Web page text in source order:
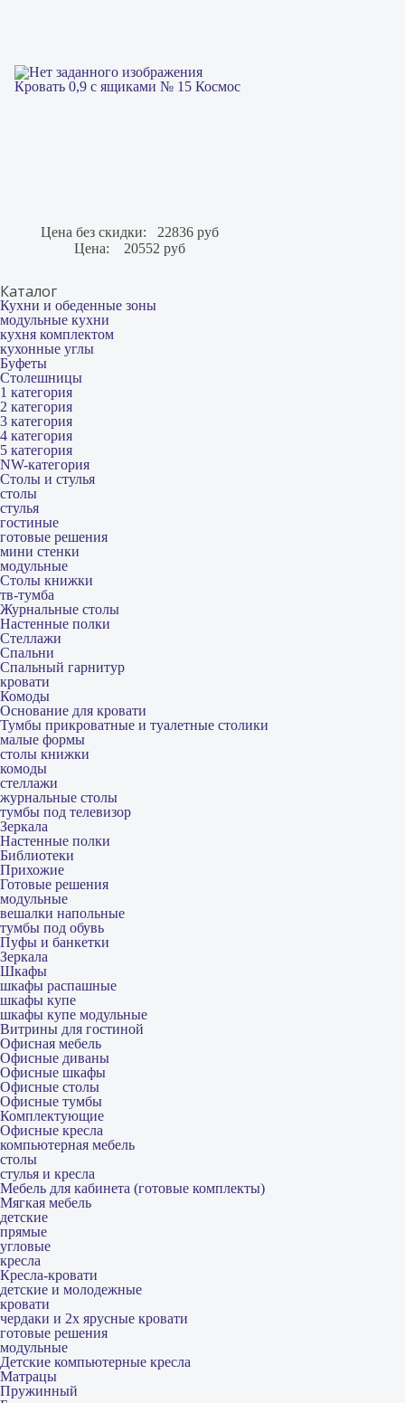
Кровать 0,9 с ящиками № 15 Космос
Цена без скидки:
22836 руб
Цена:
20552 руб
Каталог
Кухни и обеденные зоны
модульные кухни
кухня комплектом
кухонные углы
Буфеты
Столешницы
1 категория
2 категория
3 категория
4 категория
5 категория
NW-категория
Столы и стулья
столы
стулья
гостиные
готовые решения
мини стенки
модульные
Столы книжки
тв-тумба
Журнальные столы
Настенные полки
Стеллажи
Спальни
Спальный гарнитур
кровати
Комоды
Основание для кровати
Тумбы прикроватные и туалетные столики
малые формы
столы книжки
комоды
стеллажи
журнальные столы
тумбы под телевизор
Зеркала
Настенные полки
Библиотеки
Прихожие
Готовые решения
модульные
вешалки напольные
тумбы под обувь
Пуфы и банкетки
Зеркала
Шкафы
шкафы распашные
шкафы купе
шкафы купе модульные
Витрины для гостиной
Офисная мебель
Офисные диваны
Офисные шкафы
Офисные столы
Офисные тумбы
Комплектующие
Офисные кресла
компьютерная мебель
столы
стулья и кресла
Мебель для кабинета (готовые комплекты)
Мягкая мебель
детские
прямые
угловые
кресла
Кресла-кровати
детские и молодежные
кровати
чердаки и 2х ярусные кровати
готовые решения
модульные
Детские компьютерные кресла
Матрацы
Пружинный